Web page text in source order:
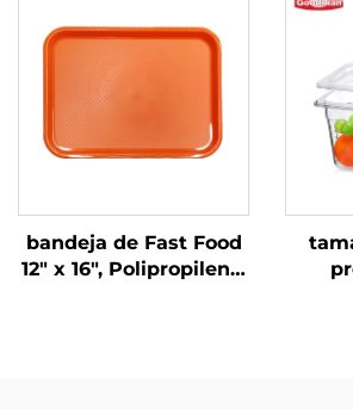
bandeja de Fast Food
12" x 16", Polipropileno,